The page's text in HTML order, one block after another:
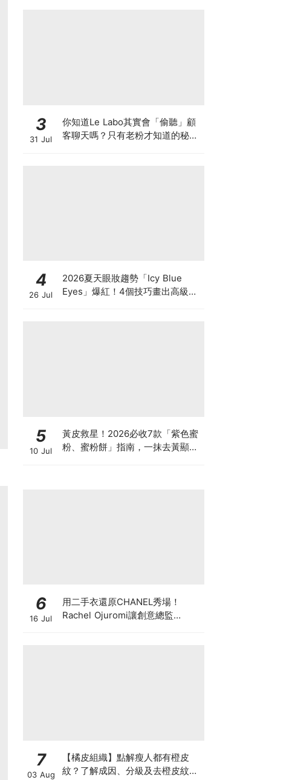
3
31 Jul
你知道Le Labo其實會「偷聽」顧
客聊天嗎？只有老粉才知道的秘密
4
26 Jul
2026夏天眼妝趨勢「Icy Blue
Eyes」爆紅！4個技巧畫出高級冰
5
10 Jul
黃皮救星！2026必收7款「紫色蜜
粉、蜜粉餅」指南，一抹去黃顯
6
16 Jul
用二手衣還原CHANEL秀場！
Rachel Ojuromi讓創意總監
7
03 Aug
【橘皮組織】點解瘦人都有橙皮
紋？了解成因、分級及去橙皮紋改